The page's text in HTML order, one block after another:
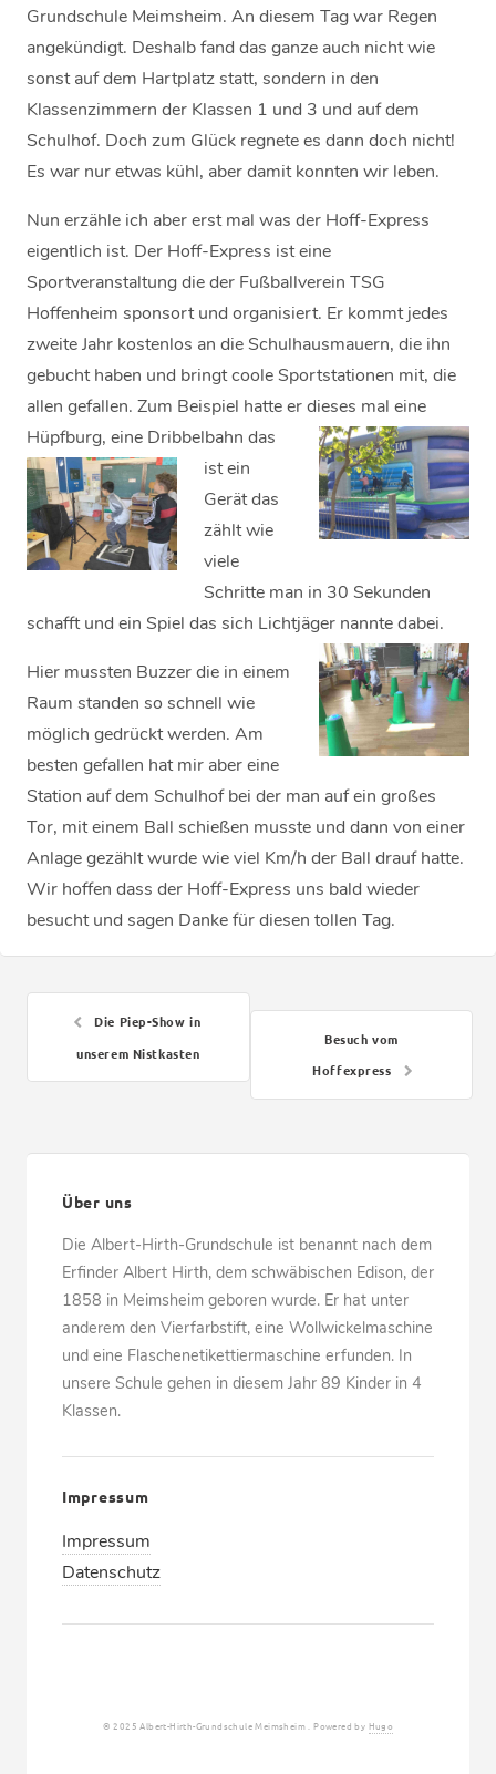
Grundschule Meimsheim. An diesem Tag war Regen
angekündigt. Deshalb fand das ganze auch nicht wie
sonst auf dem Hartplatz statt, sondern in den
Klassenzimmern der Klassen 1 und 3 und auf dem
Schulhof. Doch zum Glück regnete es dann doch nicht!
Es war nur etwas kühl, aber damit konnten wir leben.
Nun erzähle ich aber erst mal was der Hoff-Express
eigentlich ist. Der Hoff-Express ist eine
Sportveranstaltung die der Fußballverein TSG
Hoffenheim sponsort und organisiert. Er kommt jedes
zweite Jahr kostenlos an die Schulhausmauern, die ihn
gebucht haben und bringt coole Sportstationen mit, die
allen gefallen. Zum Beispiel hatte er dieses mal eine
Hüpfburg, eine Dribbelbahn das
ist ein
Gerät das
zählt wie
viele
Schritte man in 30 Sekunden
schafft und ein Spiel das sich Lichtjäger nannte dabei.
Hier mussten Buzzer die in einem
Raum standen so schnell wie
möglich gedrückt werden. Am
besten gefallen hat mir aber eine
Station auf dem Schulhof bei der man auf ein großes
Tor, mit einem Ball schießen musste und dann von einer
Anlage gezählt wurde wie viel Km/h der Ball drauf hatte.
Wir hoffen dass der Hoff-Express uns bald wieder
besucht und sagen Danke für diesen tollen Tag.
Die Piep-Show in
unserem Nistkasten
Besuch vom
Hoffexpress
Über uns
Die Albert-Hirth-Grundschule ist benannt nach dem
Erfinder Albert Hirth, dem schwäbischen Edison, der
1858 in Meimsheim geboren wurde. Er hat unter
anderem den Vierfarbstift, eine Wollwickelmaschine
und eine Flaschenetikettiermaschine erfunden. In
unsere Schule gehen in diesem Jahr 89 Kinder in 4
Klassen.
Impressum
Impressum
Datenschutz
© 2025 Albert-Hirth-Grundschule Meimsheim . Powered by Hugo